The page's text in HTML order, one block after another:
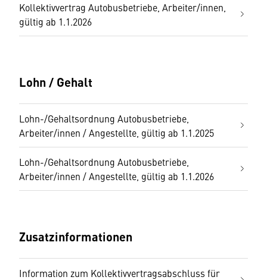
Kollektivvertrag Autobusbetriebe, Arbeiter/innen,
gültig ab 1.1.2026
Lohn / Gehalt
Lohn-/Gehaltsordnung Autobusbetriebe,
Arbeiter/innen / Angestellte, gültig ab 1.1.2025
Lohn-/Gehaltsordnung Autobusbetriebe,
Arbeiter/innen / Angestellte, gültig ab 1.1.2026
Zusatzinformationen
Information zum Kollektivvertragsabschluss für